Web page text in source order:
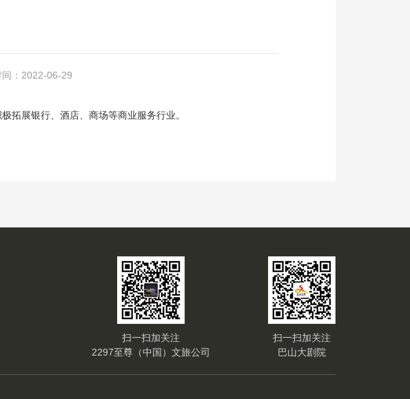
间：2022-06-29
拓展银行、酒店、商场等商业服务行业。
扫一扫加关注
2297至尊（中国）文旅公司
扫一扫加关注
巴山大剧院